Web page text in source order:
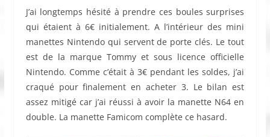
J’ai longtemps hésité à prendre ces boules surprises
qui étaient à 6€ initialement. A l’intérieur des mini
manettes Nintendo qui servent de porte clés. Le tout
est de la marque Tommy et sous licence officielle
Nintendo. Comme c’était à 3€ pendant les soldes, j’ai
craqué pour finalement en acheter 3. Le bilan est
assez mitigé car j’ai réussi à avoir la manette N64 en
double. La manette Famicom complète ce hasard.